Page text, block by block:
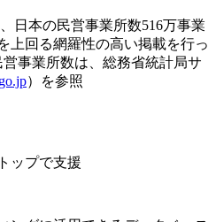
日本の民営事業所数516万事業
上回る網羅性の高い掲載を行っ
事業所数は、総務省統計局サ
）を参照
ップで支援